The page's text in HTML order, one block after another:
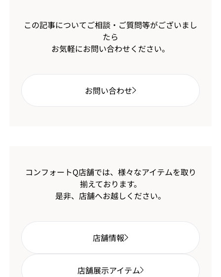
この記事についてご相談・ご質問等がございまし
たら
お気軽にお問い合わせください。
お問い合わせ
コンフォートQ店舗では、様々なアイテムを取り
揃えております。
是非、店舗へお越しください。
店舗情報
店舗展示アイテム